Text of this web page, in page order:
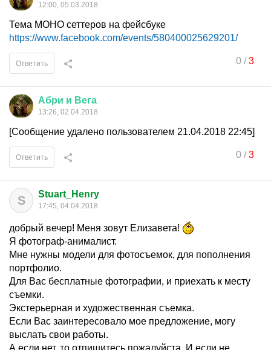
12:00, 05.03.2018
Тема МОНО сеттеров на фейсбуке
https://www.facebook.com/events/580400025629201/
0/3
Ответить
Абри и Вега
13:26, 02.04.2018
[Сообщение удалено пользователем 21.04.2018 22:45]
0/3
Ответить
S Stuart_Henry
17:45, 04.04.2018
добрый вечер! Меня зовут Елизавета!
Я фотограф-анималист.
Мне нужны модели для фотосъемок, для пополнения
портфолио.
Для Вас бесплатные фотографии, и приехать к месту
съемки.
Экстерьерная и художественная съемка.
Если Вас заинтересовало мое предложение, могу
выслать свои работы.